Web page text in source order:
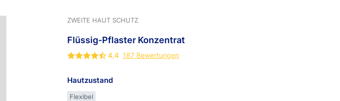
ZWEITE HAUT SCHUTZ
Flüssig-Pflaster Konzentrat
4,4 187 Bewertungen
Hautzustand
Flexibel